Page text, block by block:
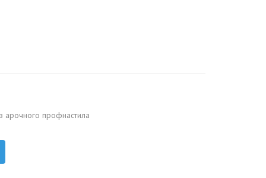
АНГАРОВ
НС57
Н75
арочного профнастила